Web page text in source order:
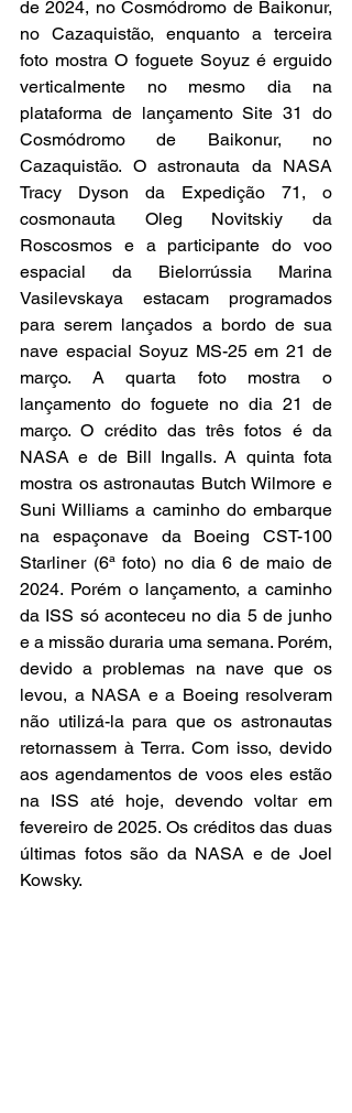
de 2024, no Cosmódromo de Baikonur,
no Cazaquistão, enquanto a terceira
foto mostra O foguete Soyuz é erguido
verticalmente no mesmo dia na
plataforma de lançamento Site 31 do
Cosmódromo de Baikonur, no
Cazaquistão. O astronauta da NASA
Tracy Dyson da Expedição 71, o
cosmonauta Oleg Novitskiy da
Roscosmos e a participante do voo
espacial da Bielorrússia Marina
Vasilevskaya estacam programados
para serem lançados a bordo de sua
nave espacial Soyuz MS-25 em 21 de
março. A quarta foto mostra o
lançamento do foguete no dia 21 de
março. O crédito das três fotos é da
NASA e de Bill Ingalls. A quinta fota
mostra os astronautas Butch Wilmore e
Suni Williams a caminho do embarque
na espaçonave da Boeing CST-100
Starliner (6ª foto) no dia 6 de maio de
2024. Porém o lançamento, a caminho
da ISS só aconteceu no dia 5 de junho
e a missão duraria uma semana. Porém,
devido a problemas na nave que os
levou, a NASA e a Boeing resolveram
não utilizá-la para que os astronautas
retornassem à Terra. Com isso, devido
aos agendamentos de voos eles estão
na ISS até hoje, devendo voltar em
fevereiro de 2025. Os créditos das duas
últimas fotos são da NASA e de Joel
Kowsky.